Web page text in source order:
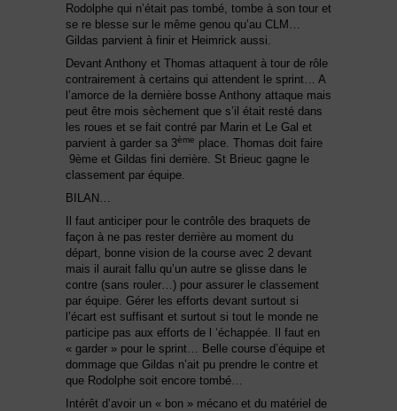
Rodolphe qui n’était pas tombé, tombe à son tour et
se re blesse sur le même genou qu’au CLM…
Gildas parvient à finir et Heimrick aussi.
Devant Anthony et Thomas attaquent à tour de rôle
contrairement à certains qui attendent le sprint… A
l’amorce de la dernière bosse Anthony attaque mais
peut être mois sèchement que s’il était resté dans
les roues et se fait contré par Marin et Le Gal et
parvient à garder sa 3ème place. Thomas doit faire
9ème et Gildas fini derrière. St Brieuc gagne le
classement par équipe.
BILAN…
Il faut anticiper pour le contrôle des braquets de
façon à ne pas rester derrière au moment du
départ, bonne vision de la course avec 2 devant
mais il aurait fallu qu’un autre se glisse dans le
contre (sans rouler…) pour assurer le classement
par équipe. Gérer les efforts devant surtout si
l’écart est suffisant et surtout si tout le monde ne
participe pas aux efforts de l ‘échappée. Il faut en
« garder » pour le sprint… Belle course d’équipe et
dommage que Gildas n’ait pu prendre le contre et
que Rodolphe soit encore tombé…
Intérêt d’avoir un « bon » mécano et du matériel de